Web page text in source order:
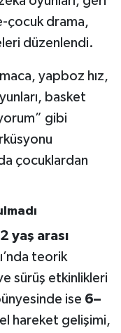
çocuk drama,
düzenlendi.
yapboz hız,
basket
gibi
çocuklardan
yaş arası
teorik
sürüş etkinlikleri
ise 6–
hareket gelişimi,